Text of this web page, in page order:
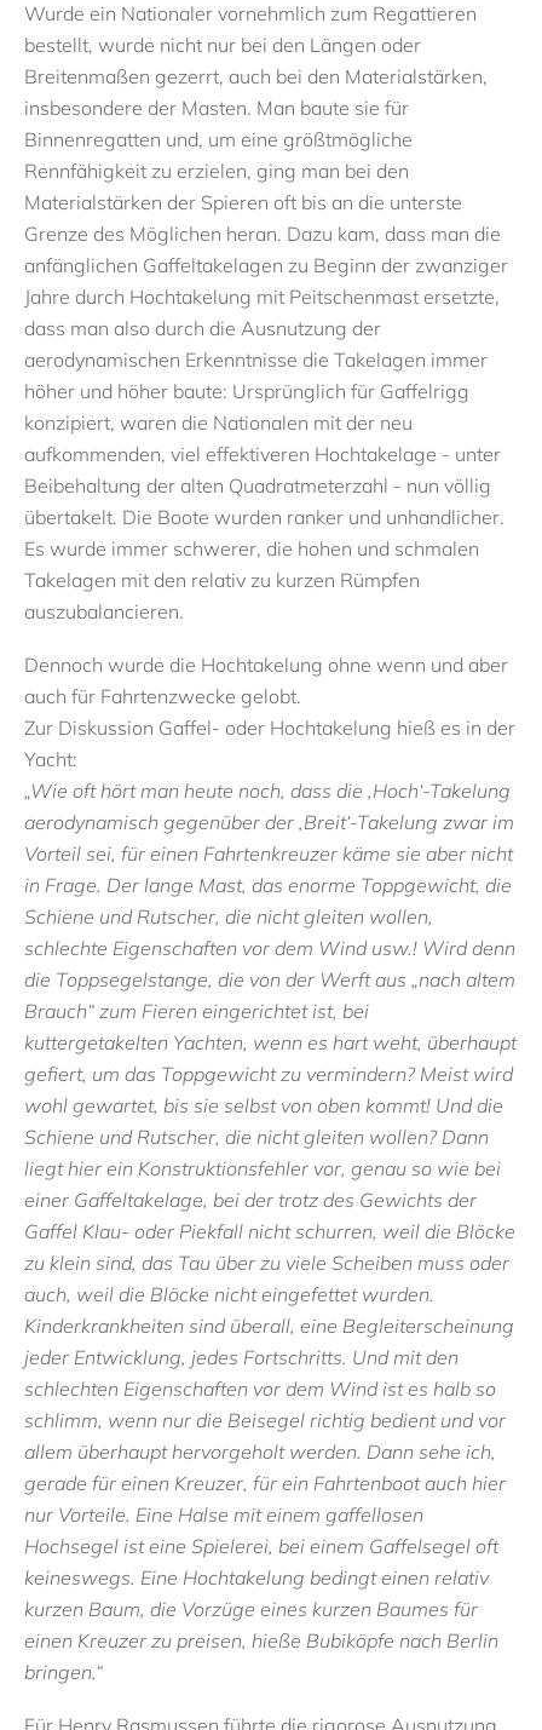
Wurde ein Nationaler vornehmlich zum Regattieren
bestellt, wurde nicht nur bei den Längen oder
Breitenmaßen gezerrt, auch bei den Materialstärken,
insbesondere der Masten. Man baute sie für
Binnenregatten und, um eine größtmögliche
Rennfähigkeit zu erzielen, ging man bei den
Materialstärken der Spieren oft bis an die unterste
Grenze des Möglichen heran. Dazu kam, dass man die
anfänglichen Gaffeltakelagen zu Beginn der zwanziger
Jahre durch Hochtakelung mit Peitschenmast ersetzte,
dass man also durch die Ausnutzung der
aerodynamischen Erkenntnisse die Takelagen immer
höher und höher baute: Ursprünglich für Gaffelrigg
konzipiert, waren die Nationalen mit der neu
aufkommenden, viel effektiveren Hochtakelage - unter
Beibehaltung der alten Quadratmeterzahl - nun völlig
übertakelt. Die Boote wurden ranker und unhandlicher.
Es wurde immer schwerer, die hohen und schmalen
Takelagen mit den relativ zu kurzen Rümpfen
auszubalancieren.
Dennoch wurde die Hochtakelung ohne wenn und aber
auch für Fahrtenzwecke gelobt.
Zur Diskussion Gaffel- oder Hochtakelung hieß es in der
Yacht:
„Wie oft hört man heute noch, dass die ‚Hoch‘-Takelung
aerodynamisch gegenüber der ‚Breit‘-Takelung zwar im
Vorteil sei, für einen Fahrtenkreuzer käme sie aber nicht
in Frage. Der lange Mast, das enorme Toppgewicht, die
Schiene und Rutscher, die nicht gleiten wollen,
schlechte Eigenschaften vor dem Wind usw.! Wird denn
die Toppsegelstange, die von der Werft aus „nach altem
Brauch“ zum Fieren eingerichtet ist, bei
kuttergetakelten Yachten, wenn es hart weht, überhaupt
gefiert, um das Toppgewicht zu vermindern? Meist wird
wohl gewartet, bis sie selbst von oben kommt! Und die
Schiene und Rutscher, die nicht gleiten wollen? Dann
liegt hier ein Konstruktionsfehler vor, genau so wie bei
einer Gaffeltakelage, bei der trotz des Gewichts der
Gaffel Klau- oder Piekfall nicht schurren, weil die Blöcke
zu klein sind, das Tau über zu viele Scheiben muss oder
auch, weil die Blöcke nicht eingefettet wurden.
Kinderkrankheiten sind überall, eine Begleiterscheinung
jeder Entwicklung, jedes Fortschritts. Und mit den
schlechten Eigenschaften vor dem Wind ist es halb so
schlimm, wenn nur die Beisegel richtig bedient und vor
allem überhaupt hervorgeholt werden. Dann sehe ich,
gerade für einen Kreuzer, für ein Fahrtenboot auch hier
nur Vorteile. Eine Halse mit einem gaffellosen
Hochsegel ist eine Spielerei, bei einem Gaffelsegel oft
keineswegs. Eine Hochtakelung bedingt einen relativ
kurzen Baum, die Vorzüge eines kurzen Baumes für
einen Kreuzer zu preisen, hieße Bubiköpfe nach Berlin
bringen.“